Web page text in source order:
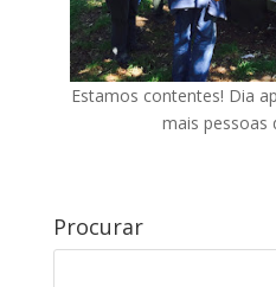
Estamos contentes! Dia
mais pessoas
Procurar